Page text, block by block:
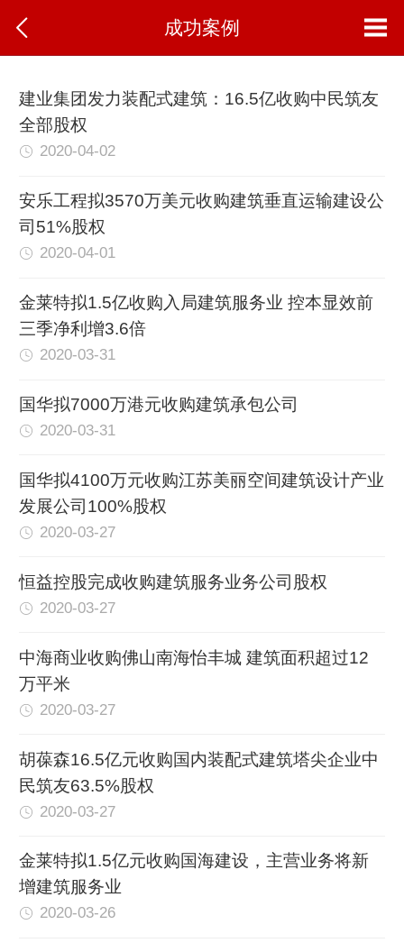
成功案例
建业集团发力装配式建筑：16.5亿收购中民筑友
全部股权
2020-04-02
安乐工程拟3570万美元收购建筑垂直运输建设公
司51%股权
2020-04-01
金莱特拟1.5亿收购入局建筑服务业 控本显效前
三季净利增3.6倍
2020-03-31
国华拟7000万港元收购建筑承包公司
2020-03-31
国华拟4100万元收购江苏美丽空间建筑设计产业
发展公司100%股权
2020-03-27
恒益控股完成收购建筑服务业务公司股权
2020-03-27
中海商业收购佛山南海怡丰城 建筑面积超过12
万平米
2020-03-27
胡葆森16.5亿元收购国内装配式建筑塔尖企业中
民筑友63.5%股权
2020-03-27
金莱特拟1.5亿元收购国海建设，主营业务将新
增建筑服务业
2020-03-26